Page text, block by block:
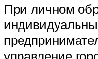
При личном
управление